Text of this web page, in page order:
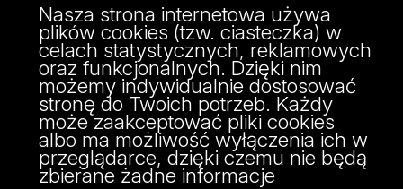
ul. Banacha 22
90-238 Łódź
tel: 42/635 59 49
fax: 42/635 42 66
Nasza strona internetowa używa
plików cookies (tzw. ciasteczka) w
celach statystycznych, reklamowych
oraz funkcjonalnych. Dzięki nim
możemy indywidualnie dostosować
stronę do Twoich potrzeb. Każdy
może zaakceptować pliki cookies
albo ma możliwość wyłączenia ich w
przeglądarce, dzięki czemu nie będą
zbierane żadne informacje